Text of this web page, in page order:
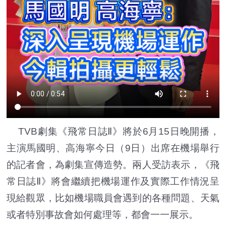
TVB劇集《飛常日誌Ⅱ》將於6月15日晚開播，
主演馬國明、高海寧今日（9日）出席在機場舉行
的記者會，為劇集宣傳造勢。兩人受訪表示，《飛
常日誌Ⅱ》將會繼續把機場運作及實際工作情況呈
現給觀眾，比如機場職員會遇到的各種問題、天氣
或者特別事故會如何處理等，都會一一展示。